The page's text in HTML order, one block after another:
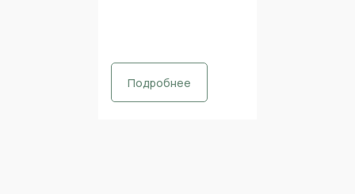
Подробнее